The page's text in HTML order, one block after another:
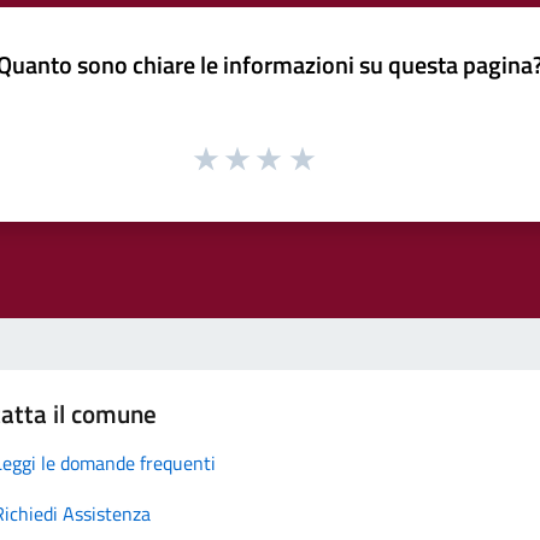
sono chiare le informazioni su questa
il comune
le domande frequenti
Assistenza